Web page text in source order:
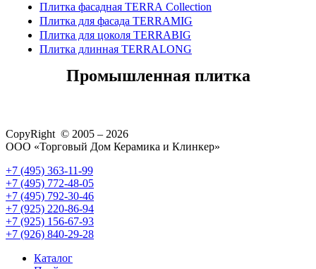
Плитка фасадная TERRA Collection
Плитка для фасада TERRAMIG
Плитка для цоколя TERRABIG
Плитка длинная TERRALONG
Промышленная плитка
CopyRight © 2005 – 2026
ООО «Торговый Дом Керамика и Клинкер»
+7 (495) 363-11-99
+7 (495) 772-48-05
+7 (495) 792-30-46
+7 (925) 220-86-94
+7 (925) 156-67-93
+7 (926) 840-29-28
Каталог